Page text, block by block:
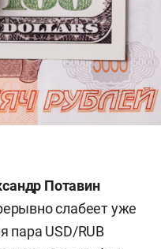
Потавин
слабеет уже
пара USD/RUB